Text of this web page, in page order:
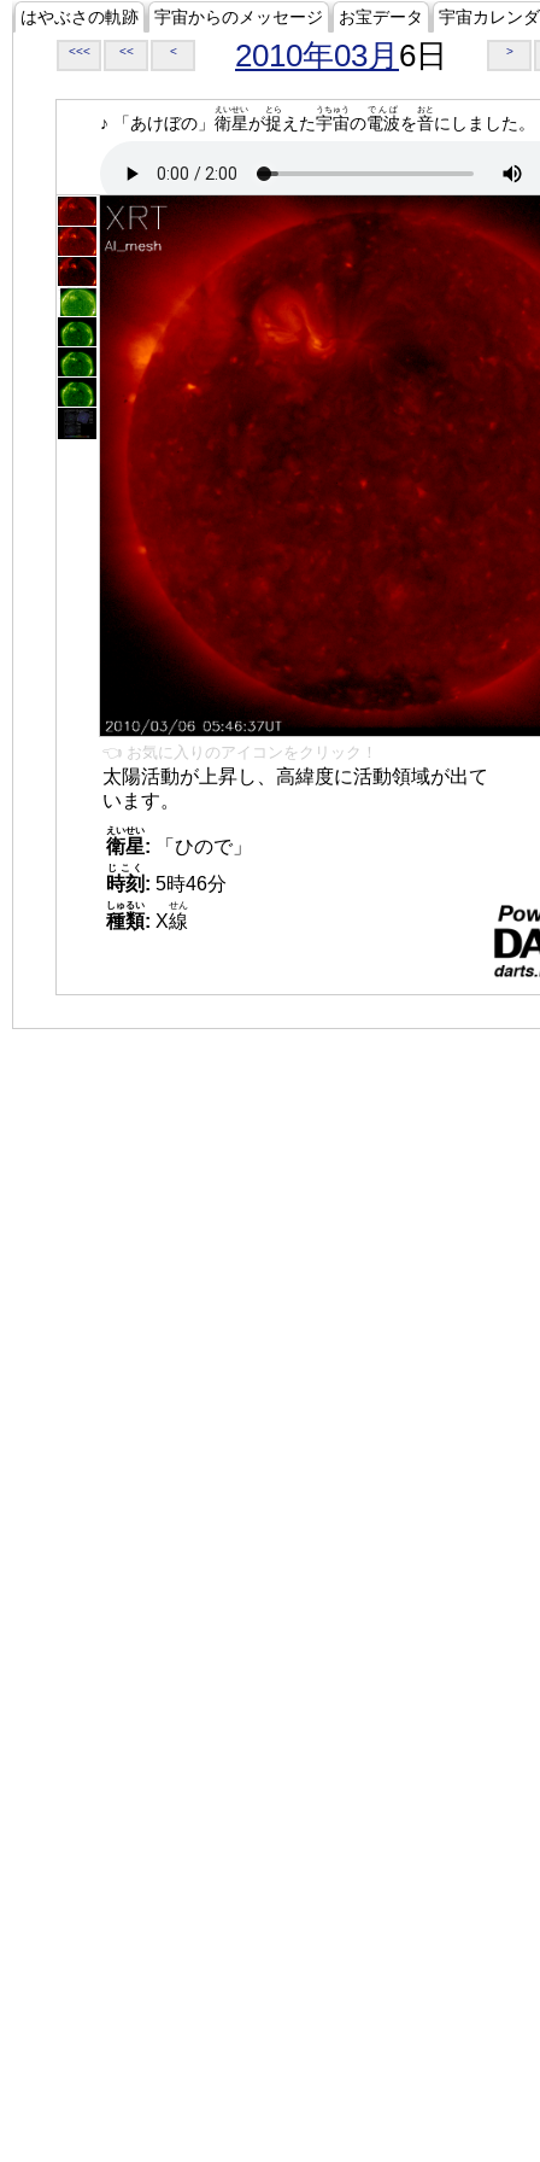
はやぶさの軌跡 宇宙からのメッセージ お宝データ 宇宙カレン
<<< << < 2010年03月 6日 >
♪ 「あけぼの」 衛星
えいせい
が捉
とら
えた宇宙
うちゅう
の電波
でんぱ
を音
おと
にしました。
👈 お気に入りのアイコンをクリック！
太陽活動が上昇し、高緯度に活動領域が出て
います。
衛星
えいせい
:
「ひので」
時刻
じこく
: 5時46分
種類
しゅるい
: X線
せん